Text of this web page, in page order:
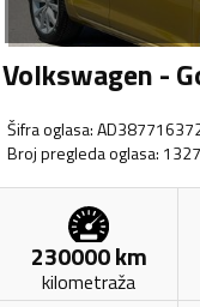
Volkswagen -
Šifra oglasa:
Broj pregleda oglasa: 1327
230000km
kilometraža